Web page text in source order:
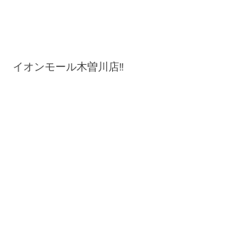
イオンモール木曽川店!!